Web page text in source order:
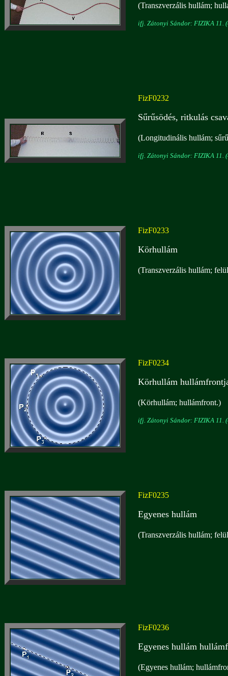
(Transzverzális hullám;
ifj. Zátonyi Sándor: FIZIKA 11.
FizF0232
Sűrűsödés, ritkulás
(Longitudinális hullám;
ifj. Zátonyi Sándor: FIZIKA 11.
FizF0233
Körhullám
(Transzverzális hullám;
FizF0234
Körhullám
(Körhullám; hullámfront.)
ifj. Zátonyi Sándor: FIZIKA 11.
FizF0235
Egyenes hullám
(Transzverzális hullám;
FizF0236
Egyenes hullám
(Egyenes hullám;